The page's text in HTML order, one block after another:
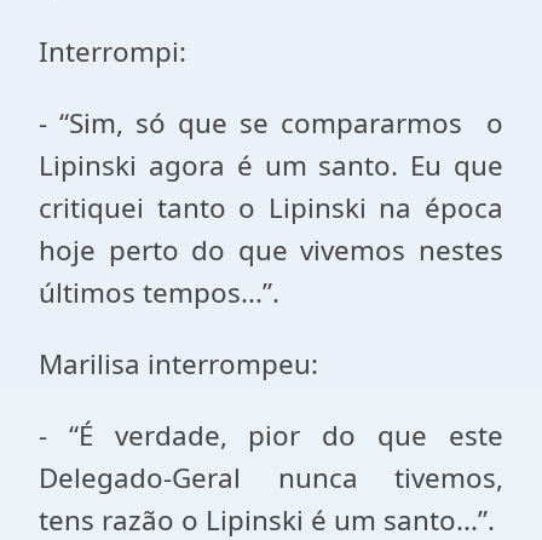
Interrompi:
- “Sim, só que se compararmos o
Lipinski agora é um santo. Eu que
critiquei tanto o Lipinski na época
hoje perto do que vivemos nestes
últimos tempos...”.
Marilisa interrompeu:
- “É verdade, pior do que este
Delegado-Geral nunca tivemos,
tens razão o Lipinski é um santo...”.